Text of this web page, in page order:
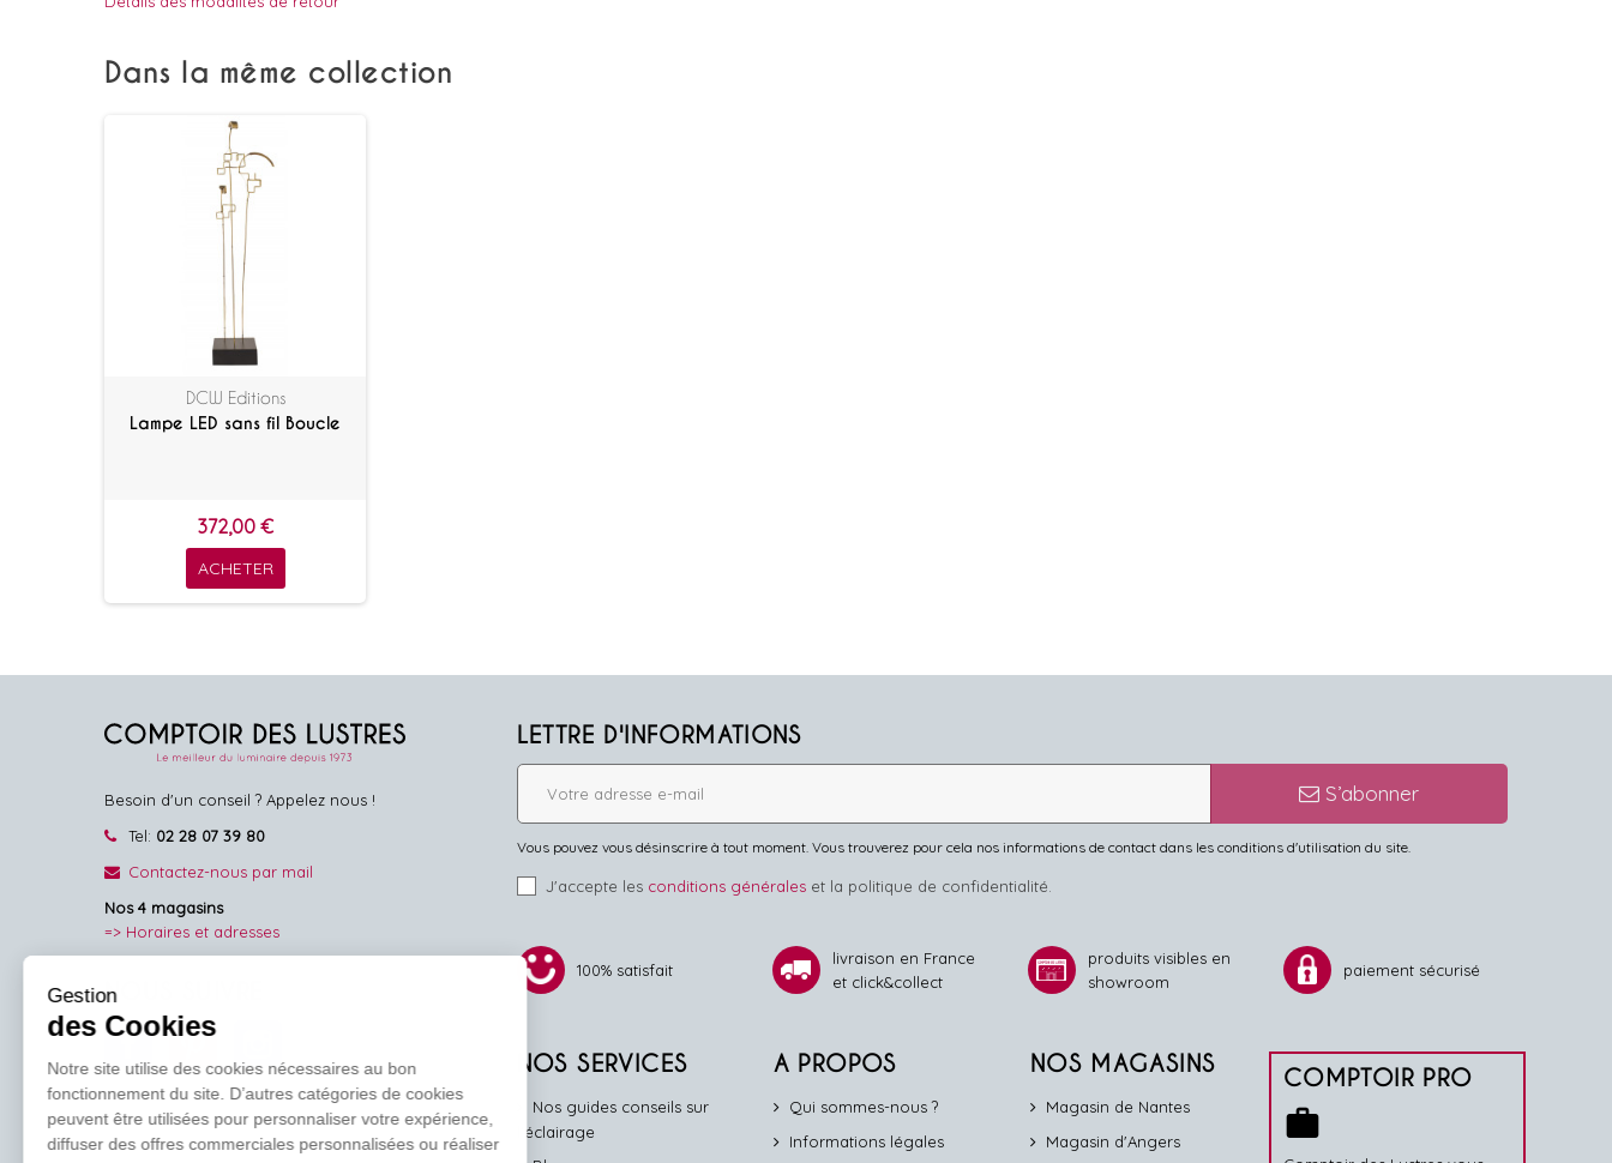
Dans la même collection
DCW Editions
Lampe LED sans fil Boucle
372,00 €
ACHETER
Besoin d'un conseil ? Appelez nous !
Tel: 02 28 07 39 80
Contactez-nous par mail
Nos 4 magasins
=> Horaires et adresses
NOUS SUIVRE
Facebook
LETTRE D'INFORMATIONS
S’abonner
Vous pouvez vous désinscrire à tout moment. Vous trouverez pour cela nos informations de contact dans les conditions d'utilisation du site.
J'accepte les conditions généraleset la politique de confidentialité.
100% satisfait
livraison en France
et click&collect
produits visibles en
showroom
paiement sécurisé
NOS SERVICES
Nos guides conseils sur
l'éclairage
A PROPOS
Qui sommes-nous ?
Informations légales
NOS MAGASINS
Magasin de Nantes
Magasin d'Angers
COMPTOIR PRO
work
Gestion
des Cookies
Notre site utilise des cookies nécessaires au bon
fonctionnement du site. D’autres catégories de cookies
peuvent être utilisées pour personnaliser votre expérience,
diffuser des offres commerciales personnalisées ou réaliser